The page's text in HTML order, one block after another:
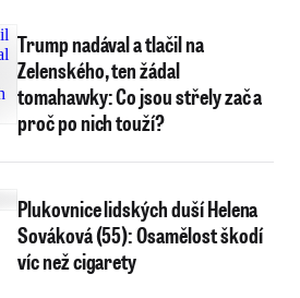
Trump nadával a tlačil na
Zelenského, ten žádal
tomahawky: Co jsou střely zač a
proč po nich touží?
Plukovnice lidských duší Helena
Sováková (55): Osamělost škodí
víc než cigarety